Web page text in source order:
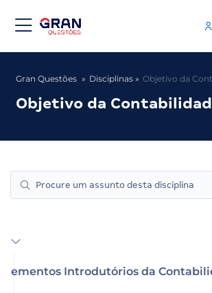
Gran Questões Disciplinas Objetivo da
Objetivo da
Elementos Introdutórios da